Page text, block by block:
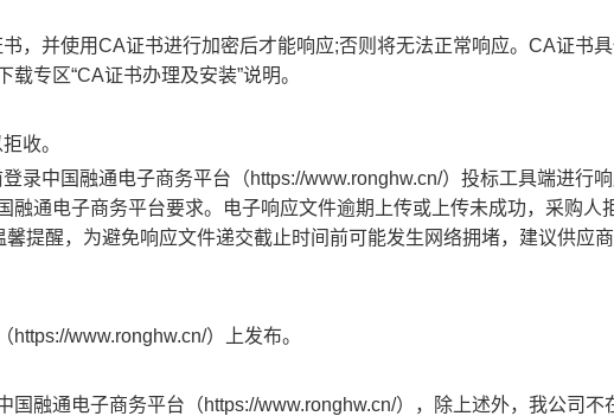
，并使用CA证书进行加密后才能响应;否则将无法正常响应。CA证书
载专区“CA证书办理及安装”说明。
收。
录中国融通电子商务平台 （https://www.ronghw.cn/）投标工具端进行
融通电子商务平台要求。电子响应文件逾期上传或上传未成功，采购人
馨提醒，为避免响应文件递交截止时间前可能发生网络拥堵，建议供应
https://www.ronghw.cn/）
上发布。
国融通电子商务平台（https://www.ronghw.cn/） ，
除上述外，我公司不